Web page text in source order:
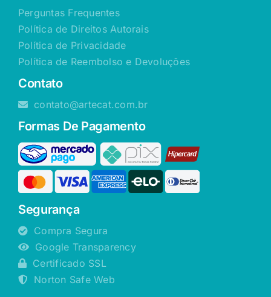
Perguntas Frequentes
Política de Direitos Autorais
Política de Privacidade
Política de Reembolso e Devoluções
Contato
contato@artecat.com.br
Formas De Pagamento
Segurança
Compra Segura
Google Transparency
Certificado SSL
Norton Safe Web